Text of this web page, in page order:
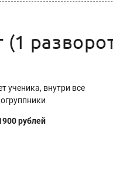
ученика, внутри все
рублей